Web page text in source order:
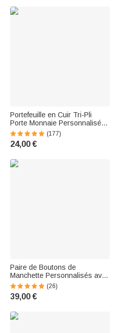
Portefeuille en Cuir Tri-Pli
Porte Monnaie Personnalisé
avec Papillon Fleur de
Naissance Cadeau
d'Anniversaire de Noël pour
(177)
24,00 €
Paire de Boutons de
Manchette Personnalisés avec
Image Gravée Cadeau
Anniversaire Fête des Pères
pour Homme
(26)
39,00 €